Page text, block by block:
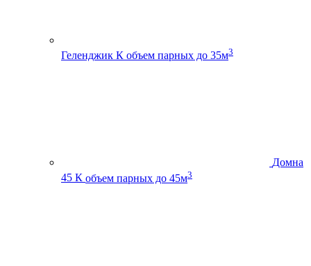
Геленджик К объем парных до 35м3
Домна
45 К объем парных до 45м3